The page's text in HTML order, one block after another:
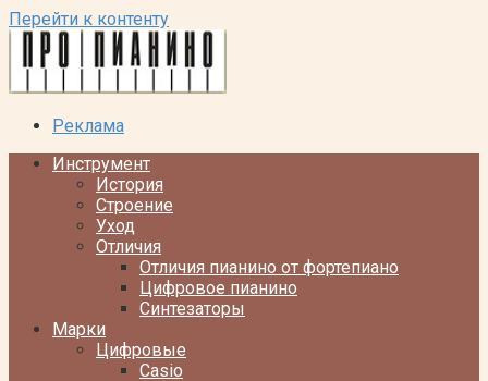
Перейти к контенту
Реклама
Инструмент
История
Строение
Уход
Отличия
Отличия пианино от фортепиано
Цифровое пианино
Синтезаторы
Марки
Цифровые
Casio